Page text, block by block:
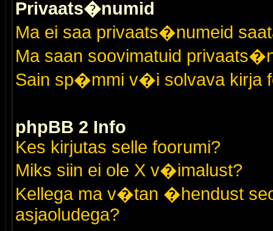
Privaats�numid
Ma ei saa privaats�numeid
Ma saan soovimatuid
Sain sp�mmi v�i solvava kirja
phpBB 2 Info
Kes kirjutas selle foorumi?
Miks siin ei ole X v�imalust?
Kellega ma v�tan �hendust
asjaoludega?